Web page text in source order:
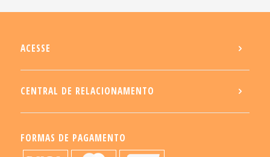
ACESSE
CENTRAL DE RELACIONAMENTO
FORMAS DE PAGAMENTO